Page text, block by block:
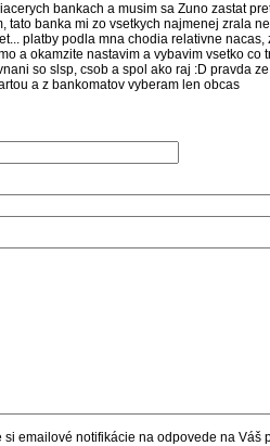
bankach a musim sa Zuno zastat
tato banka mi zo vsetkych najmenej zrala
platby podla mna chodia relativne
a okamzite nastavim a vybavim vsetko
so slsp, csob a spol ako raj :D pravda
a z bankomatov vyberam len obcas
si emailové notifikácie na odpovede na Váš